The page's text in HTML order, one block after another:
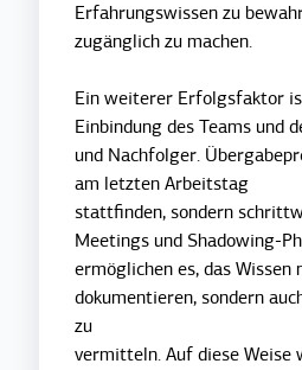
Erfahrungswissen zu
zugänglich zu machen.
Ein weiterer Erfolgsfaktor
Einbindung des Teams und
und Nachfolger.
am letzten Arbeitstag
stattfinden, sondern
Meetings und Shadowing-
ermöglichen es, das Wissen
dokumentieren, sondern
zu
vermitteln. Auf diese Weise